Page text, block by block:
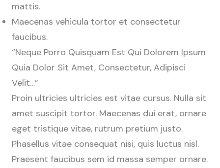
mattis.
Maecenas vehicula tortor et consectetur
faucibus.
“Neque Porro Quisquam Est Qui Dolorem Ipsum
Quia Dolor Sit Amet, Consectetur, Adipisci
Velit…”
Proin ultricies ultricies est vitae cursus. Nulla sit
amet suscipit tortor. Maecenas dui erat, ornare
eget tristique vitae, rutrum pretium justo.
Phasellus vitae consequat nisi, quis luctus nisl.
Praesent faucibus sem id massa semper ornare.